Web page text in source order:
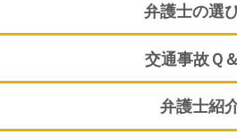
弁護士の選
交通事故Ｑ
弁護士紹